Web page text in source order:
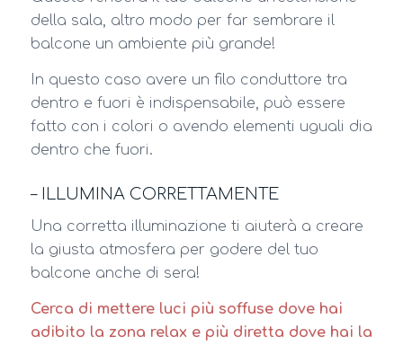
della sala, altro modo per far sembrare il
balcone un ambiente più grande!
In questo caso avere un filo conduttore tra
dentro e fuori è indispensabile, può essere
fatto con i colori o avendo elementi uguali dia
dentro che fuori.
– ILLUMINA CORRETTAMENTE
Una corretta illuminazione ti aiuterà a creare
la giusta atmosfera per godere del tuo
balcone anche di sera!
Cerca di mettere luci più soffuse dove hai
adibito la zona relax e più diretta dove hai la